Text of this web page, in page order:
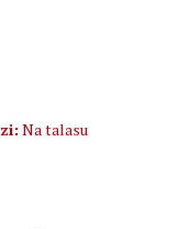
Na talasu